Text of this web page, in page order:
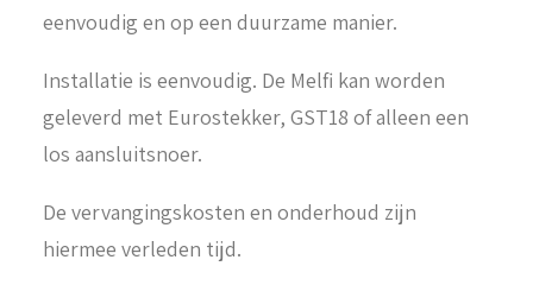
eenvoudig en op een duurzame manier.
Installatie is eenvoudig. De Melfi kan worden
geleverd met Eurostekker, GST18 of alleen een
los aansluitsnoer.
De vervangingskosten en onderhoud zijn
hiermee verleden tijd.